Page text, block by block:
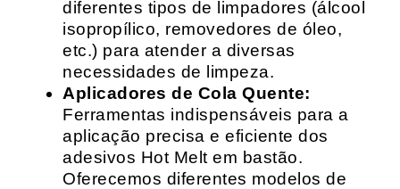
diferentes tipos de limpadores (álcool
isopropílico, removedores de óleo,
etc.) para atender a diversas
necessidades de limpeza.
Aplicadores de Cola Quente:
Ferramentas indispensáveis para a
aplicação precisa e eficiente dos
adesivos Hot Melt em bastão.
Oferecemos diferentes modelos de